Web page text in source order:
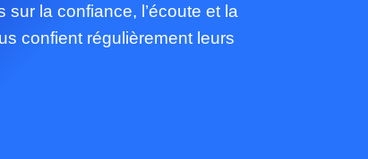
la confiance, l’écoute et la
confient régulièrement leurs